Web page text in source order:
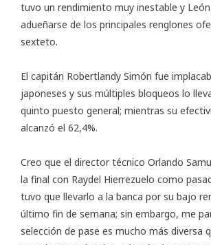
tuvo un rendimiento muy inestable y
adueñarse de los principales renglones
sexteto.
El capitán Robertlandy Simón fue
japoneses y sus múltiples bloqueos lo
quinto puesto general; mientras su
alcanzó el 62,4%.
Creo que el director técnico Orlando
la final con Raydel Hierrezuelo como
tuvo que llevarlo a la banca por su bajo
último fin de semana; sin embargo, me
selección de pase es mucho más diversa